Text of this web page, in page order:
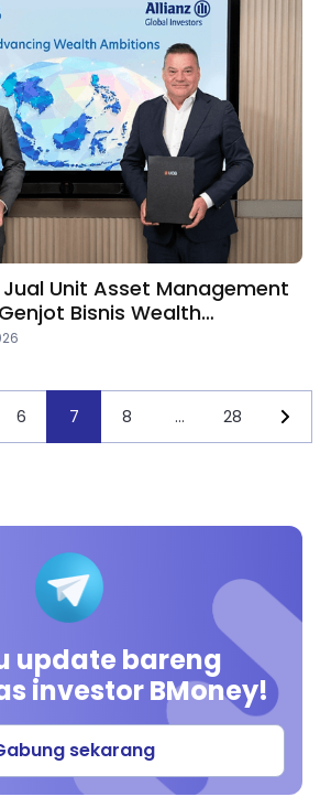
Unit Asset Management
Bisnis Wealth
6 7 8 … 28
update bareng
investor BMoney!
sekarang